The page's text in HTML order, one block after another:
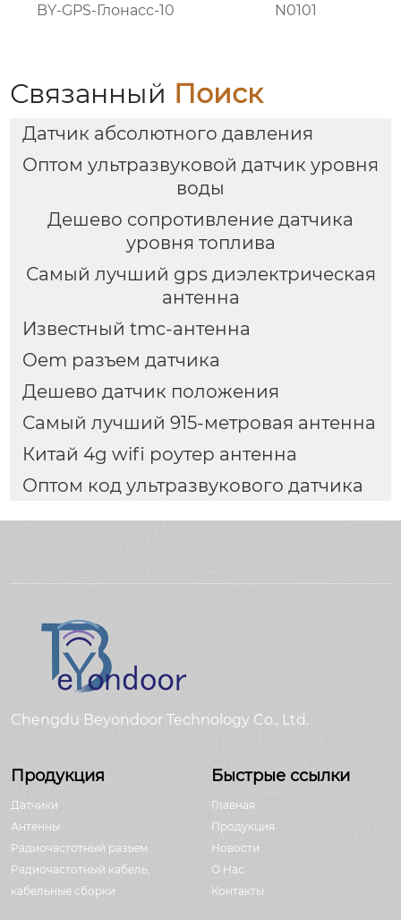
BY-GPS-Глонасс-10 N0101
Связанный Поиск
Датчик абсолютного давления
Оптом ультразвуковой датчик уровня
воды
Дешево сопротивление датчика
уровня топлива
Самый лучший gps диэлектрическая
антенна
Известный tmc-антенна
Oem разъем датчика
Дешево датчик положения
Самый лучший 915-метровая антенна
Китай 4g wifi роутер антенна
Оптом код ультразвукового датчика
Chengdu Beyondoor Technology Co., Ltd.
Продукция
Датчики
Антенны
Радиочастотный разъем
Радиочастотный кабель,
кабельные сборки
Быстрые ссылки
Главная
Продукция
Новости
О Hас
Контакты